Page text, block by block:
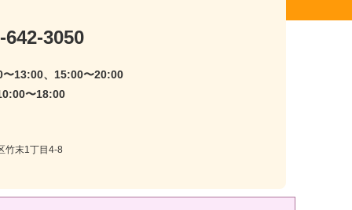
642-3050
〜13:00、15:00〜20:00
〜18:00
竹末1丁目4-8